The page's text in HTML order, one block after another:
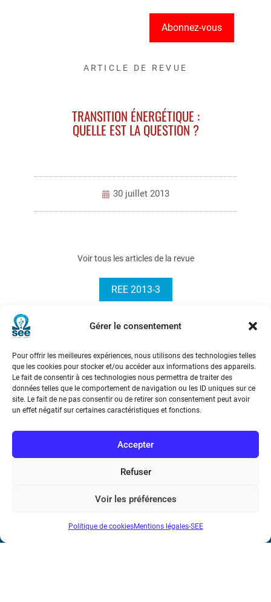
Gérer le consentement
Pour offrir les meilleures expériences, nous utilisons des technologies telles
que les cookies pour stocker et/ou accéder aux informations des appareils.
Le fait de consentir à ces technologies nous permettra de traiter des
données telles que le comportement de navigation ou les ID uniques sur ce
site. Le fait de ne pas consentir ou de retirer son consentement peut avoir
un effet négatif sur certaines caractéristiques et fonctions.
Accepter
Refuser
Voir les préférences
Politique de cookiesMentions légales-SEE
Abonnez-vous
ARTICLE DE REVUE
TRANSITION ÉNERGÉTIQUE :
QUELLE EST LA QUESTION ?
30 juillet 2013
Voir tous les articles de la revue
REE 2013-3
Société de l’Electricité, de l’Electronique et des Technologies
de l’Information et de la Communication
17 rue de l’Amiral Hamelin
Métro : « Boissière » Ligne 6 et « Iéna » Ligne 9
Téléphone : (+33) 1 56 90 37 17
N° de SIREN : 785 393 232, Code APE : 9412Z TVA intra-